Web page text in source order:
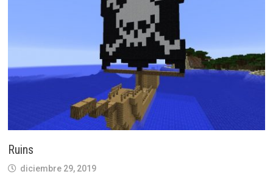
Ruins
diciembre 29, 2019